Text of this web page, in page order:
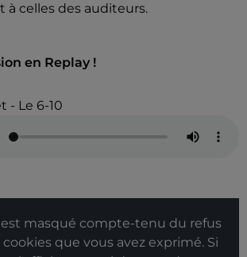
à celles des auditeurs.
en Replay !
- Le 6-10
masqué compte-tenu du refus
que vous avez exprimé. Si